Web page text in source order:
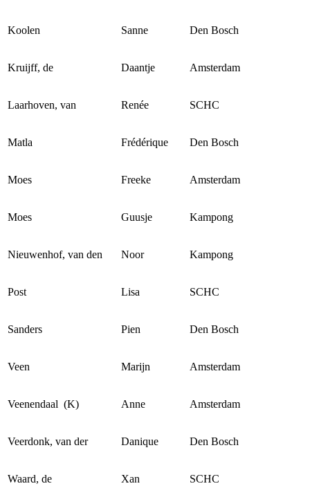
Koolen Sanne Den Bosch
Kruijff, de Daantje Amsterdam
Laarhoven, van Renée SCHC
Matla Frédérique Den Bosch
Moes Freeke Amsterdam
Moes Guusje Kampong
Nieuwenhof, van den Noor Kampong
Post Lisa SCHC
Sanders Pien Den Bosch
Veen Marijn Amsterdam
Veenendaal (K) Anne Amsterdam
Veerdonk, van der Danique Den Bosch
Waard, de Xan SCHC